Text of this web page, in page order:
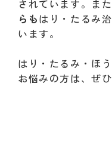
されています。また
らもはり・たるみ
います。
はり・たるみ・ほ
お悩みの方は、ぜ